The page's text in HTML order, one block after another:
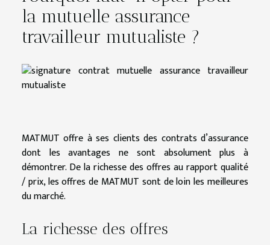
la mutuelle assurance
travailleur mutualiste ?
MATMUT offre à ses clients des contrats d’assurance
dont les avantages ne sont absolument plus à
démontrer. De la richesse des offres au rapport qualité
/ prix, les offres de MATMUT sont de loin les meilleures
du marché.
La richesse des offres